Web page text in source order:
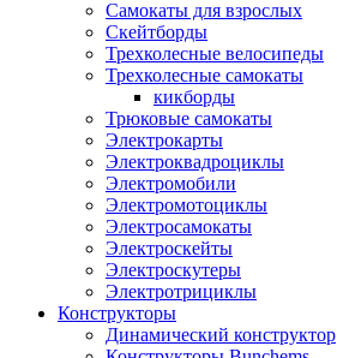
Самокаты для взрослых
Скейтборды
Трехколесные велосипеды
Трехколесные самокаты
кикборды
Трюковые самокаты
Электрокарты
Электроквадроциклы
Электромобили
Электромотоциклы
Электросамокаты
Электроскейты
Электроскутеры
Электротрициклы
Конструкторы
Динамический конструктор